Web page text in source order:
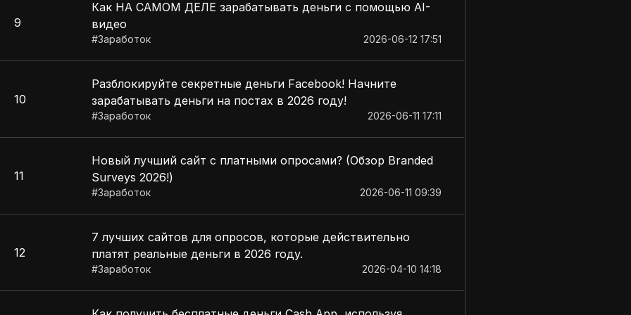
9
Как НА САМОМ ДЕЛЕ зарабатывать деньги с помощью AI-
видео
#Заработок 2026-06-12 17:51
10
Разблокируйте секретные деньги Facebook! Начните
зарабатывать деньги на постах в 2026 году!
#Заработок 2026-06-11 17:11
11
Новый лучший сайт с платными опросами? (Обзор Branded
Surveys 2026!)
#Заработок 2026-06-11 09:39
12
7 лучших сайтов для опросов, которые действительно
платят реальные деньги в 2026 году.
#Заработок 2026-04-10 14:18